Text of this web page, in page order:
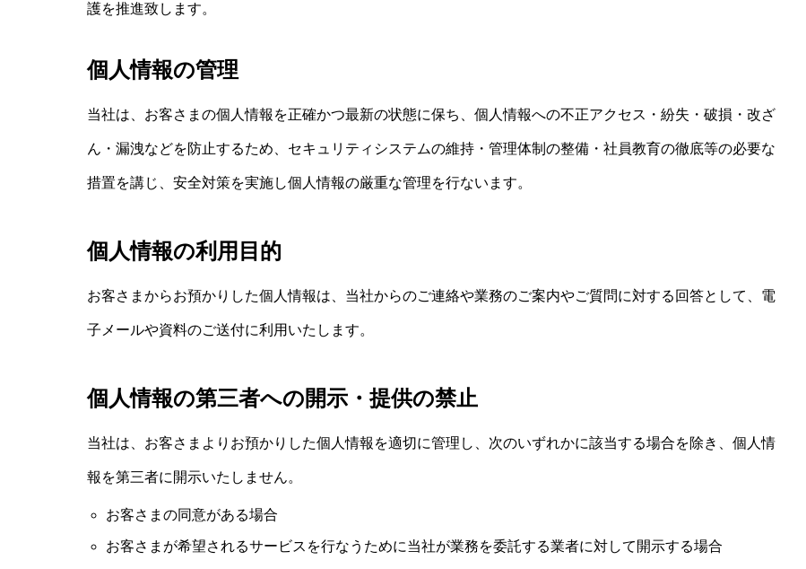
護を推進致します。
個人情報の管理
当社は、お客さまの個人情報を正確かつ最新の状態に保ち、個人情報への不正アクセス・紛失・破損・改ざ
ん・漏洩などを防止するため、セキュリティシステムの維持・管理体制の整備・社員教育の徹底等の必要な
措置を講じ、安全対策を実施し個人情報の厳重な管理を行ないます。
個人情報の利用目的
お客さまからお預かりした個人情報は、当社からのご連絡や業務のご案内やご質問に対する回答として、電
子メールや資料のご送付に利用いたします。
個人情報の第三者への開示・提供の禁止
当社は、お客さまよりお預かりした個人情報を適切に管理し、次のいずれかに該当する場合を除き、個人情
報を第三者に開示いたしません。
お客さまの同意がある場合
お客さまが希望されるサービスを行なうために当社が業務を委託する業者に対して開示する場合